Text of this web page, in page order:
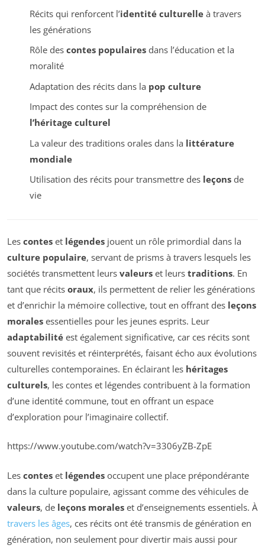
Récits qui renforcent l’identité culturelleà travers
les générations
Rôle des contes populairesdans l’éducation et la
moralité
Adaptation des récits dans la pop culture
Impact des contes sur la compréhension de
l’héritage culturel
La valeur des traditions orales dans la littérature
mondiale
Utilisation des récits pour transmettre des leçonsde
vie
Les contes et légendes jouent un rôle primordial dans la
culture populaire, servant de prisms à travers lesquels les
sociétés transmettent leurs valeurs et leurs traditions. En
tant que récits oraux, ils permettent de relier les générations
et d’enrichir la mémoire collective, tout en offrant des leçons
morales essentielles pour les jeunes esprits. Leur
adaptabilité est également significative, car ces récits sont
souvent revisités et réinterprétés, faisant écho aux évolutions
culturelles contemporaines. En éclairant les héritages
culturels, les contes et légendes contribuent à la formation
d’une identité commune, tout en offrant un espace
d’exploration pour l’imaginaire collectif.
https://www.youtube.com/watch?v=3306yZB-ZpE
Les contes et légendes occupent une place prépondérante
dans la culture populaire, agissant comme des véhicules de
valeurs, de leçons morales et d’enseignements essentiels. À
travers les âges, ces récits ont été transmis de génération en
génération, non seulement pour divertir mais aussi pour